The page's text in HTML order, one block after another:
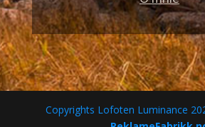
Copyrights Lofoten Luminance